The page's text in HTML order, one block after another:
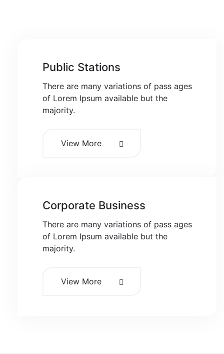
Public Stations
There are many variations of pass ages
of Lorem Ipsum available but the
majority.
View More
Corporate Business
There are many variations of pass ages
of Lorem Ipsum available but the
majority.
View More